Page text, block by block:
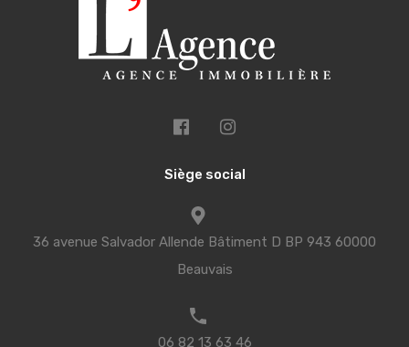
Siège social
36 avenue Salvador Allende Bâtiment D BP 943 60000
Beauvais
06 82 13 63 46